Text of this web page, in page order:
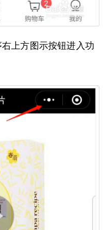
上方图示按钮进入功